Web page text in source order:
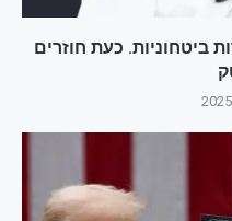
ביטחוניות. כעת חוזרים